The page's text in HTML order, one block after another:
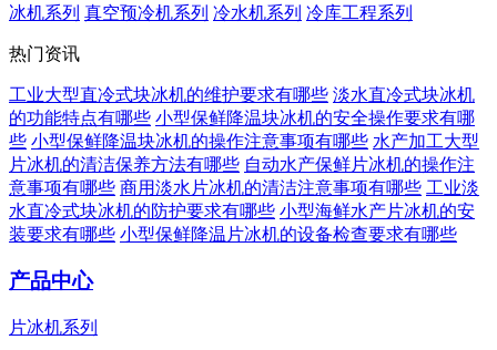
冰机系列 真空预冷机系列 冷水机系列 冷库工程系列
热门资讯
工业大型直冷式块冰机的维护要求有哪些 淡水直冷式块冰机
的功能特点有哪些 小型保鲜降温块冰机的安全操作要求有哪
些 小型保鲜降温块冰机的操作注意事项有哪些 水产加工大型
片冰机的清洁保养方法有哪些 自动水产保鲜片冰机的操作注
意事项有哪些 商用淡水片冰机的清洁注意事项有哪些 工业淡
水直冷式块冰机的防护要求有哪些 小型海鲜水产片冰机的安
装要求有哪些 小型保鲜降温片冰机的设备检查要求有哪些
产品中心
片冰机系列